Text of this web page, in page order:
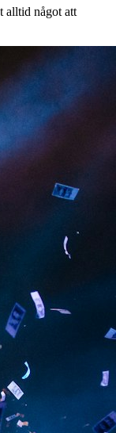
alltid något att